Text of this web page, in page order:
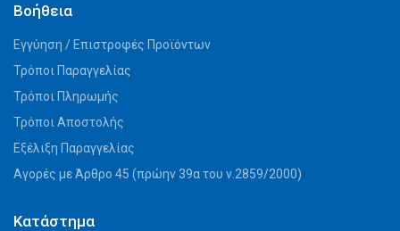
Βοήθεια
Εγγύηση / Επιστροφές Προϊόντων
Τρόποι Παραγγελίας
Τρόποι Πληρωμής
Τρόποι Αποστολής
Εξέλιξη Παραγγελίας
Αγορές με Άρθρο 45 (πρώην 39α του ν.2859/2000)
Κατάστημα